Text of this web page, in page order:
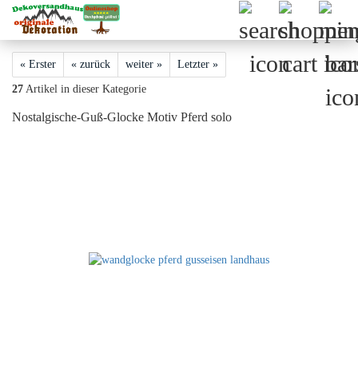
« Erster « zurück weiter » Letzter »
27 Artikel in dieser Kategorie
Nostalgische-Guß-Glocke Motiv Pferd solo